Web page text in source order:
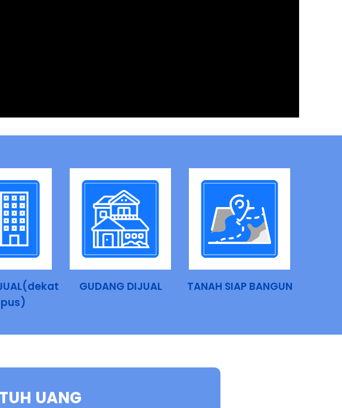
GUDANG DIJUAL TANAH SIAP BANGUN
UANG